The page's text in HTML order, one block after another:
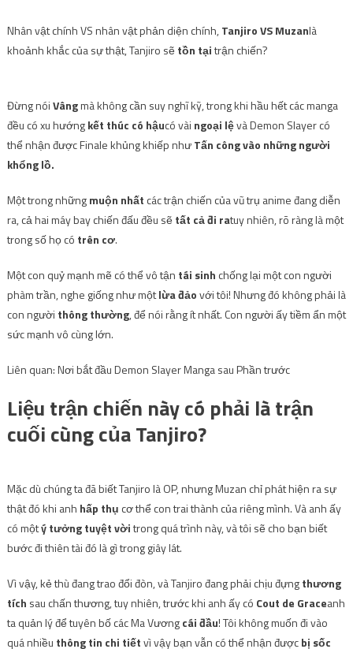
Nhân vật chính VS nhân vật phản diện chính,Tanjiro VS Muzanlà
khoảnh khắc của sự thật, Tanjiro sẽtồn tạitrận chiến?
Đừng nóiVângmà không cần suy nghĩ kỹ, trong khi hầu hết các manga
đều có xu hướngkết thúc có hậucó vài ngoại lệvà Demon Slayer có
thể nhận được Finale khủng khiếp nhưTấn công vào những người
khổng lồ.
Một trong nhữngmuộn nhất các trận chiến của vũ trụ anime đang diễn
ra, cả hai máy bay chiến đấu đều sẽtất cả đi ratuy nhiên, rõ ràng là một
trong số họ có trên cơ.
Một con quỷ mạnh mẽ có thể vô tận tái sinh chống lại một con người
phàm trần, nghe giống như mộtlừa đảovới tôi! Nhưng đó không phải là
con người thông thường, để nói rằng ít nhất. Con người ấy tiềm ẩn một
sức mạnh vô cùng lớn.
Liên quan: Nơi bắt đầu Demon Slayer Manga sau Phần trước
Liệu trận chiến này có phải là trận
cuối cùng của Tanjiro?
Mặc dù chúng ta đã biết Tanjiro là OP, nhưng Muzan chỉ phát hiện ra sự
thật đó khi anh hấp thụ cơ thể con trai thành của riêng mình. Và anh ấy
có mộtý tưởng tuyệt vờitrong quá trình này, và tôi sẽ cho bạn biết
bước đi thiên tài đó là gì trong giây lát.
Vì vậy, kẻ thù đang trao đổi đòn, và Tanjiro đang phải chịu đựngthương
tích sau chấn thương, tuy nhiên, trước khi anh ấy có Cout de Graceanh
ta quản lý để tuyên bố các Ma Vươngcái đầu! Tôi không muốn đi vào
quá nhiều thông tin chi tiếtvì vậy bạn vẫn có thể nhận đượcbị sốc